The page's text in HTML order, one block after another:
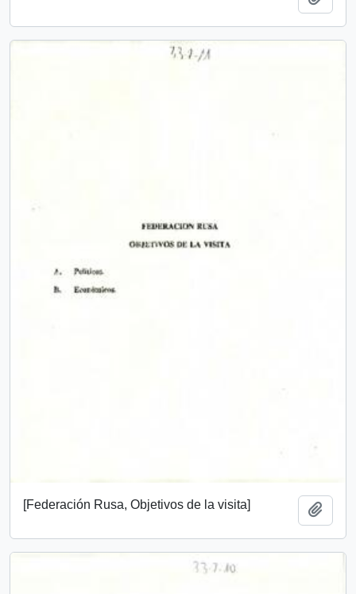
[Federación Rusa, Objetivos de la visita]